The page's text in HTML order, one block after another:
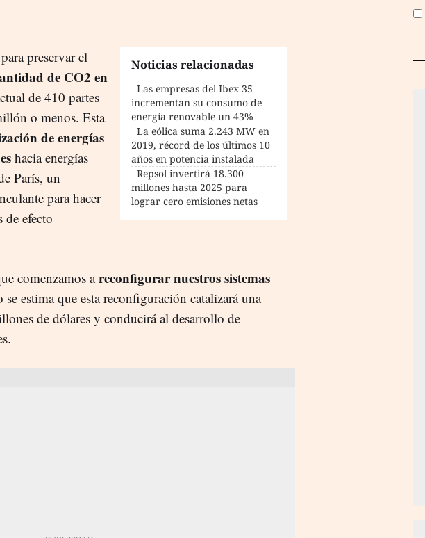
Noticias relacionadas
Las empresas del Ibex 35
incrementan su consumo de
energía renovable un 43%
La eólica suma 2.243 MW en
2019, récord de los últimos 10
años en potencia instalada
Repsol invertirá 18.300
millones hasta 2025 para
lograr cero emisiones netas
preservar el
de CO2 en
de 410 partes
o menos. Esta
de energías
hacia energías
París, un
para hacer
de efecto
comenzamos areconfigurar nuestros sistemas
estima que esta reconfiguración catalizará una
de dólares y conducirá al desarrollo de